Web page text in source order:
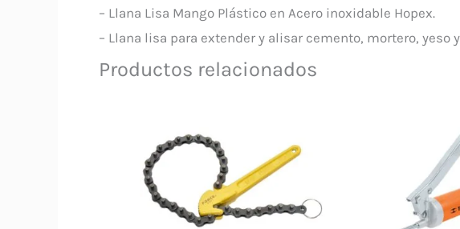
– Llana Lisa Mango Plástico en Acero inoxidable Hopex.
– Llana lisa para extender y alisar cemento, mortero, yeso
Productos relacionados